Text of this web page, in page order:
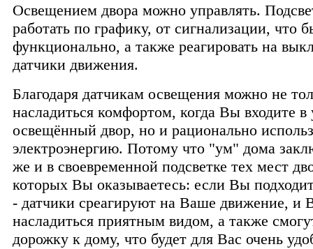
Освещением двора можно управлять.
работать по графику, от сигнализации, что
функционально, а также реагировать на
датчики движения.
Благодаря датчикам освещения можно не
насладиться комфортом, когда Вы входите в
освещённый двор, но и рационально
электроэнергию. Потому что "ум" дома
же и в своевременной подсветке тех мест
которых Вы оказываетесь: если Вы
- датчики среагируют на Ваше движение, и
насладиться приятным видом, а также
дорожку к дому, что будет для Вас очень